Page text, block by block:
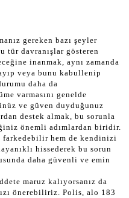
gereken bazı şeyler
tür davranışlar gösteren
inanmak, aynı zamanda
veya bunu kabullenip
daha da
varmasını genelde
ve güven duyduğunuz
destek almak, bu sorunla
önemli adımlardan biridir.
farkedebilir hem de kendinizi
hissederek bu sorun
daha güvenli ve emin
maruz kalıyorsanız da
önerebiliriz. Polis, alo 183